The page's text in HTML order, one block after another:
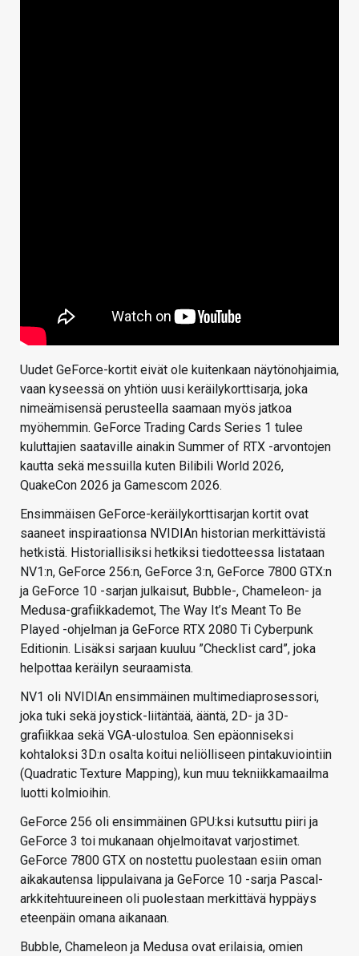
Uudet GeForce-kortit eivät ole kuitenkaan näytönohjaimia,
vaan kyseessä on yhtiön uusi keräilykorttisarja, joka
nimeämisensä perusteella saamaan myös jatkoa
myöhemmin. GeForce Trading Cards Series 1 tulee
kuluttajien saataville ainakin Summer of RTX -arvontojen
kautta sekä messuilla kuten Bilibili World 2026,
QuakeCon 2026 ja Gamescom 2026.
Ensimmäisen GeForce-keräilykorttisarjan kortit ovat
saaneet inspiraationsa NVIDIAn historian merkittävistä
hetkistä. Historiallisiksi hetkiksi tiedotteessa listataan
NV1:n, GeForce 256:n, GeForce 3:n, GeForce 7800 GTX:n
ja GeForce 10 -sarjan julkaisut, Bubble-, Chameleon- ja
Medusa-grafiikkademot, The Way It’s Meant To Be
Played -ohjelman ja GeForce RTX 2080 Ti Cyberpunk
Editionin. Lisäksi sarjaan kuuluu ”Checklist card”, joka
helpottaa keräilyn seuraamista.
NV1 oli NVIDIAn ensimmäinen multimediaprosessori,
joka tuki sekä joystick-liitäntää, ääntä, 2D- ja 3D-
grafiikkaa sekä VGA-ulostuloa. Sen epäonniseksi
kohtaloksi 3D:n osalta koitui neliölliseen pintakuviointiin
(Quadratic Texture Mapping), kun muu tekniikkamaailma
luotti kolmioihin.
GeForce 256 oli ensimmäinen GPU:ksi kutsuttu piiri ja
GeForce 3 toi mukanaan ohjelmoitavat varjostimet.
GeForce 7800 GTX on nostettu puolestaan esiin oman
aikakautensa lippulaivana ja GeForce 10 -sarja Pascal-
arkkitehtuureineen oli puolestaan merkittävä hyppäys
eteenpäin omana aikanaan.
Bubble, Chameleon ja Medusa ovat erilaisia, omien